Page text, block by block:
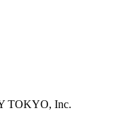
TOKYO, Inc.